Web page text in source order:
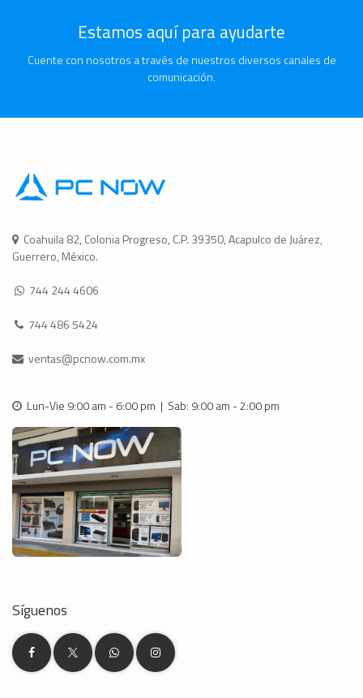
Estamos aquí para ayudarte
Cuente con nosotros a través de nuestros diversos canales de
comunicación.
Coahuila 82, Colonia Progreso, C.P. 39350, Acapulco de Juárez,
Guerrero, México.
744 244 4606
744 486 5424
ventas@pcnow.com.mx
Lun-Vie 9:00 am - 6:00 pm | Sab: 9:00 am - 2:00 pm
Síguenos